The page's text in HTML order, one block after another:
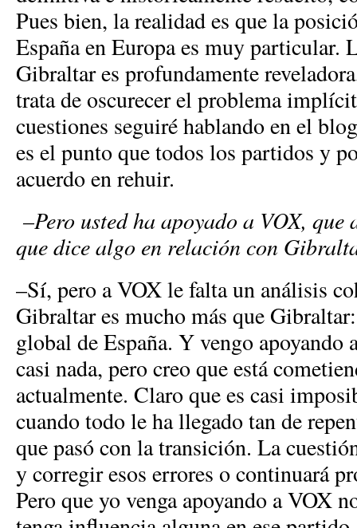
Pues bien, la realidad es que la
España en Europa es muy particular.
Gibraltar es profundamente
trata de oscurecer el problema
cuestiones seguiré hablando en el
es el punto que todos los partidos y
acuerdo en rehuir.
–Pero usted ha apoyado a VOX,
que dice algo en relación con
–Sí, pero a VOX le falta un análisis
Gibraltar es mucho más que
global de España. Y vengo apoyando
casi nada, pero creo que está
actualmente. Claro que es casi
cuando todo le ha llegado tan de
que pasó con la transición. La
y corregir esos errores o continuará
Pero que yo venga apoyando a VOX